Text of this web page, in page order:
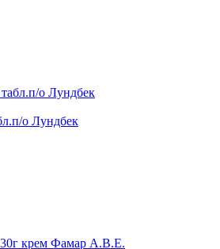
о Лундбек